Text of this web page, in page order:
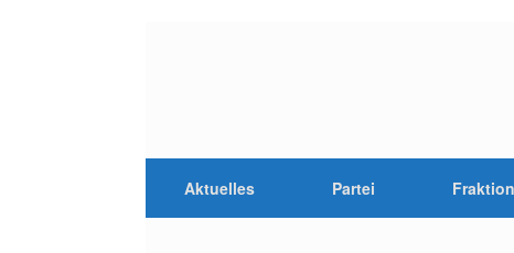
Aktuelles Partei